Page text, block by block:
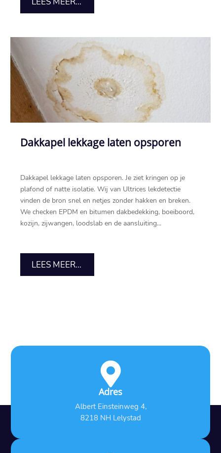
Dakkapel lekkage laten opsporen
Dakkapel lekkage laten opsporen.​ Je ziet kringen op je
plafond of natte isolatie.​ Wij van Ultrices lekdetectie
vinden de bron snel en netjes zonder hakken en breken.​
We checken EPDM en bitumen dakbedekking, boeiboord,
kozijn, zijwangen, loodslab en de aansluiting...
LEES MEER...

Adres
Albert Einsteinweg 4,
8218 NH Lelystad